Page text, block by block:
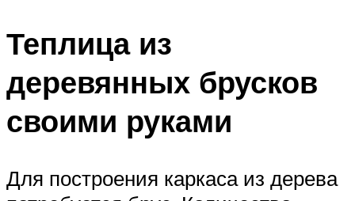
Теплица из
деревянных брусков
своими руками
Для построения каркаса из дерева